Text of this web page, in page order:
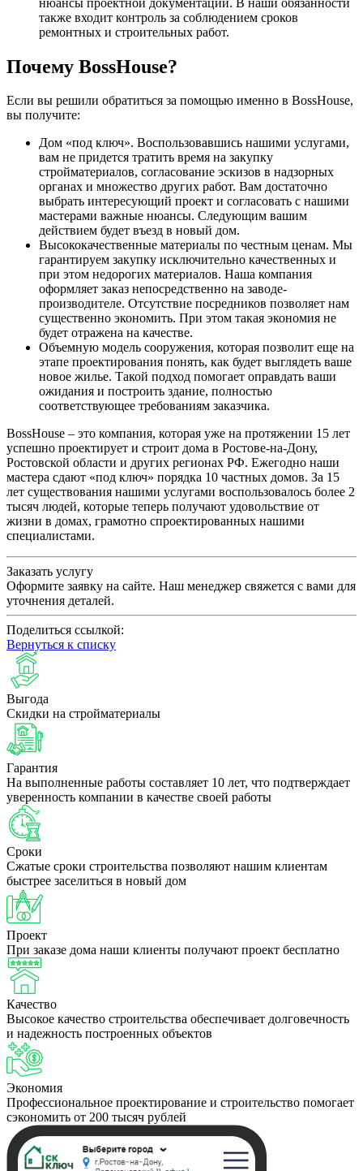
также входит контроль за соблюдением сроков
ремонтных и строительных работ.
Почему BossHouse?
Если вы решили обратиться за помощью именно в BossHouse,
вы получите:
Дом «под ключ». Воспользовавшись нашими услугами,
вам не придется тратить время на закупку
стройматериалов, согласование эскизов в надзорных
органах и множество других работ. Вам достаточно
выбрать интересующий проект и согласовать с нашими
мастерами важные нюансы. Следующим вашим
действием будет въезд в новый дом.
Высококачественные материалы по честным ценам. Мы
гарантируем закупку исключительно качественных и
при этом недорогих материалов. Наша компания
оформляет заказ непосредственно на заводе-
производителе. Отсутствие посредников позволяет нам
существенно экономить. При этом такая экономия не
будет отражена на качестве.
Объемную модель сооружения, которая позволит еще на
этапе проектирования понять, как будет выглядеть ваше
новое жилье. Такой подход помогает оправдать ваши
ожидания и построить здание, полностью
соответствующее требованиям заказчика.
BossHouse – это компания, которая уже на протяжении 15 лет
успешно проектирует и строит дома в Ростове-на-Дону,
Ростовской области и других регионах РФ. Ежегодно наши
мастера сдают «под ключ» порядка 10 частных домов. За 15
лет существования нашими услугами воспользовалось более 2
тысяч людей, которые теперь получают удовольствие от
жизни в домах, грамотно спроектированных нашими
специалистами.
Заказать услугу
Оформите заявку на сайте. Наш менеджер свяжется с вами для
уточнения деталей.
Поделиться ссылкой:
Вернуться к списку
Выгода
Скидки на стройматериалы
Гарантия
На выполненные работы составляет 10 лет, что подтверждает
уверенность компании в качестве своей работы
Сроки
Сжатые сроки строительства позволяют нашим клиентам
быстрее заселиться в новый дом
Проект
При заказе дома наши клиенты получают проект бесплатно
Качество
Высокое качество строительства обеспечивает долговечность
и надежность построенных объектов
Экономия
Профессиональное проектирование и строительство помогает
сэкономить от 200 тысяч рублей